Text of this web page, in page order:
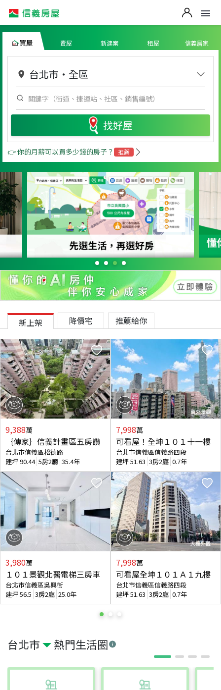
買屋 賣屋 新建案 租屋 信義居家
台北市 ・ 全區
找好屋
👉 你的月薪可以買多少錢的房子？ 推薦
台北市 熱門生活圈
新上架 降價宅 推薦給你
9,388萬
｛傳家｝信義計畫區五房讚
台北市信義區松德路
建坪90.44 5房2廳 35.4年
3,980萬
１０１景觀北醫電梯三房車
台北市信義區吳興街
建坪56.5 3房2廳 25.0年
7,998萬
可看屋！全坤１０１十一樓
台北市信義區信義路四段
建坪51.63 3房2廳 0.7年
7,998萬
可看屋全坤１０１Ａ１九樓
台北市信義區信義路四段
建坪51.63 3房2廳 0.7年